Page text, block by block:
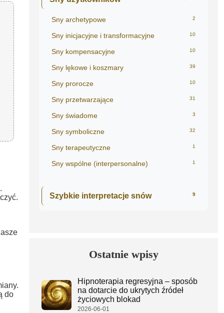
do
Sny archetypowe 2
Sny inicjacyjne i transformacyjne 10
Sny kompensacyjne 10
Sny lękowe i koszmary 39
Sny prorocze 10
Sny przetwarzające 31
Sny świadome 3
Sny symboliczne 32
Sny terapeutyczne 1
Sny wspólne (interpersonalne) 1
Szybkie interpretacje snów 9
Ostatnie wpisy
Hipnoterapia regresyjna – sposób
na dotarcie do ukrytych źródeł
życiowych blokad
2026-06-01